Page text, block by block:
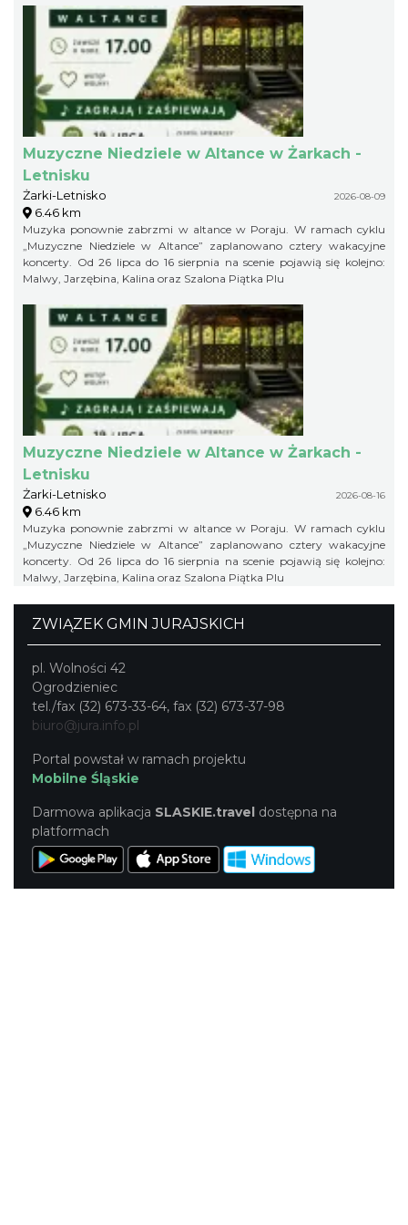
Muzyczne Niedziele w Altance w Żarkach -
Letnisku
Żarki-Letnisko 2026-08-09
6.46 km
Muzyka ponownie zabrzmi w altance w Poraju. W ramach cyklu
„Muzyczne Niedziele w Altance” zaplanowano cztery wakacyjne
koncerty. Od 26 lipca do 16 sierpnia na scenie pojawią się kolejno:
Malwy, Jarzębina, Kalina oraz Szalona Piątka Plu
Muzyczne Niedziele w Altance w Żarkach -
Letnisku
Żarki-Letnisko 2026-08-16
6.46 km
Muzyka ponownie zabrzmi w altance w Poraju. W ramach cyklu
„Muzyczne Niedziele w Altance” zaplanowano cztery wakacyjne
koncerty. Od 26 lipca do 16 sierpnia na scenie pojawią się kolejno:
Malwy, Jarzębina, Kalina oraz Szalona Piątka Plu
ZWIĄZEK GMIN JURAJSKICH
pl. Wolności 42
Ogrodzieniec
tel./fax (32) 673-33-64, fax (32) 673-37-98
biuro@jura.info.pl
Portal powstał w ramach projektu
Mobilne Śląskie
Darmowa aplikacja SLASKIE.travel dostępna na
platformach